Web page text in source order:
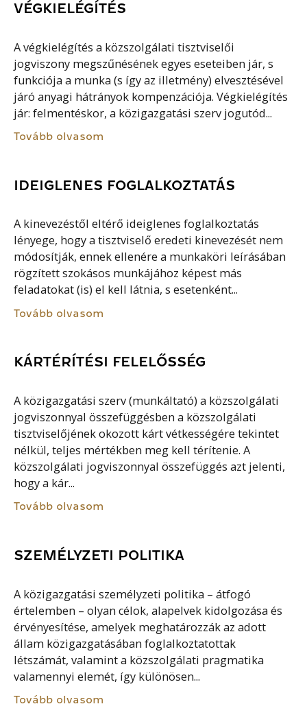
VÉGKIELÉGÍTÉS
A végkielégítés a közszolgálati tisztviselői
jogviszony megszűnésének egyes eseteiben jár, s
funkciója a munka (s így az illetmény) elvesztésével
járó anyagi hátrányok kompenzációja. Végkielégítés
jár: felmentéskor, a közigazgatási szerv jogutód...
Tovább olvasom
IDEIGLENES FOGLALKOZTATÁS
A kinevezéstől eltérő ideiglenes foglalkoztatás
lényege, hogy a tisztviselő eredeti kinevezését nem
módosítják, ennek ellenére a munkaköri leírásában
rögzített szokásos munkájához képest más
feladatokat (is) el kell látnia, s esetenként...
Tovább olvasom
KÁRTÉRÍTÉSI FELELŐSSÉG
A közigazgatási szerv (munkáltató) a közszolgálati
jogviszonnyal összefüggésben a közszolgálati
tisztviselőjének okozott kárt vétkességére tekintet
nélkül, teljes mértékben meg kell térítenie. A
közszolgálati jogviszonnyal összefüggés azt jelenti,
hogy a kár...
Tovább olvasom
SZEMÉLYZETI POLITIKA
A közigazgatási személyzeti politika – átfogó
értelemben – olyan célok, alapelvek kidolgozása és
érvényesítése, amelyek meghatározzák az adott
állam közigazgatásában foglalkoztatottak
létszámát, valamint a közszolgálati pragmatika
valamennyi elemét, így különösen...
Tovább olvasom